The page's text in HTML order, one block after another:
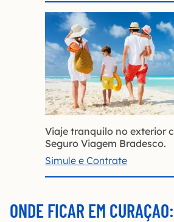
Viaje tranquilo no exterior
Seguro Viagem Bradesco.
Simule e Contrate
ONDE FICAR EM